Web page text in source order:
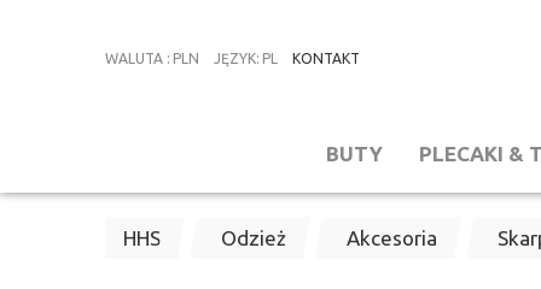
WALUTA : PLN JĘZYK: PL KONTAKT
BUTY PLECAKI &
HHS Odzież Akcesoria